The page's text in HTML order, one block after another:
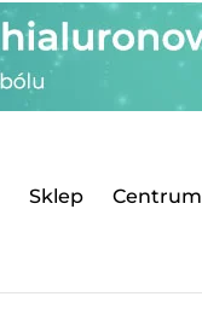
Sklep Centrum